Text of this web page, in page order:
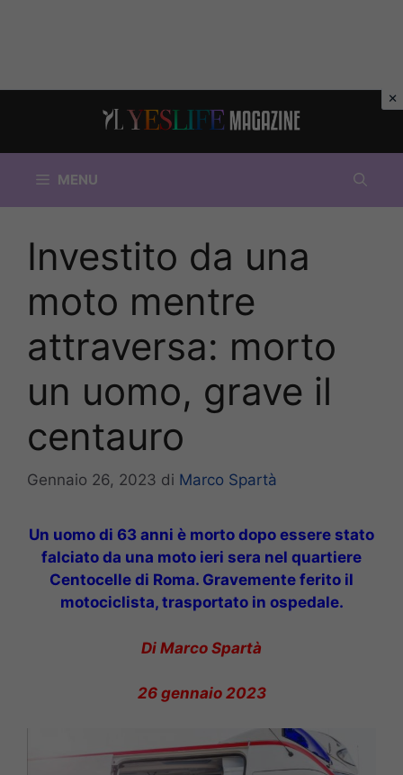
MENU
Investito da una
moto mentre
attraversa: morto
un uomo, grave il
centauro
Gennaio 26, 2023 di Marco Spartà
Un uomo di 63 anni è morto dopo essere stato
falciato da una moto ieri sera nel quartiere
Centocelle di Roma. Gravemente ferito il
motociclista, trasportato in ospedale.
Di Marco Spartà
26 gennaio 2023